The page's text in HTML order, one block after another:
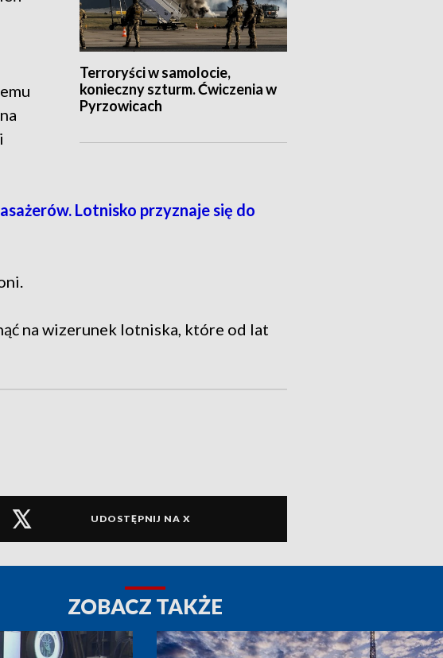
Terroryści w samolocie,
konieczny szturm. Ćwiczenia w
Pyrzowicach
Lotnisko przyznaje się do
na wizerunek lotniska, które od lat
UDOSTĘPNIJ NA X
ZOBACZ TAKŻE